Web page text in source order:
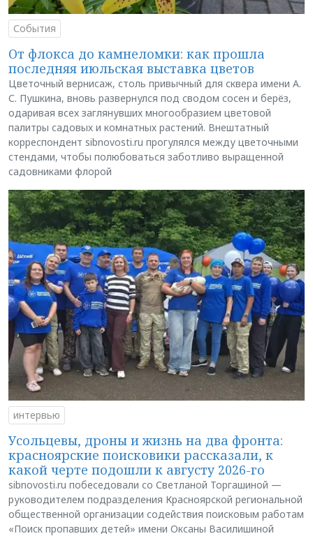
События
От флокса до камнеломки: как прошла
последняя июльская выставка цветов
Цветочный вернисаж, столь привычный для сквера имени А.
С. Пушкина, вновь развернулся под сводом сосен и берёз,
одаривая всех заглянувших многообразием цветовой
палитры садовых и комнатных растений. Внештатный
корреспондент sibnovosti.ru прогулялся между цветочными
стендами, чтобы полюбоваться заботливо выращенной
садовниками флорой
интервью
Усольцевы, дроны и жизнь на два фронта:
красноярские поисковики рассказали, к
какой черте подошли к августу 2026-го
sibnovosti.ru побеседовали со Светланой Торгашиной —
руководителем подразделения Красноярской региональной
общественной организации содействия поисковым работам
«Поиск пропавших детей» имени Оксаны Василишиной